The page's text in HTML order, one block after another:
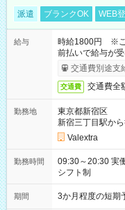
派遣 ブランクOK WEB
給与
時給1800円 ※ご
前払いで給与が
交通費別途支
交通費 交通費全
勤務地
東京都新宿区
新宿三丁目駅か
Valextra
勤務時間
09:30～20:30 実働7.5時間／休憩1.5時間 営業時間に合わせた
シフト制
期間 3か月程度の短期